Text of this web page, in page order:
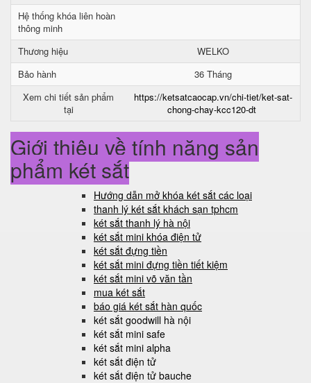
Hệ thống khóa liên hoàn
thông minh
Thương hiệu
WELKO
Bảo hành
36 Tháng
Xem chi tiết sản phẩm
tại
https://ketsatcaocap.vn/chi-tiet/ket-sat-
chong-chay-kcc120-dt
Giới thiệu về tính năng sản
phẩm két sắt
Hướng dẫn mở khóa két sắt các loại
thanh lý két sắt khách sạn tphcm
két sắt thanh lý hà nội
két sắt mini khóa điện tử
két sắt đựng tiền
két sắt mini đựng tiền tiết kiệm
két sắt mini võ văn tần
mua két sắt
báo giá két sắt hàn quốc
két sắt goodwill hà nội
két sắt mini safe
két sắt mini alpha
két sắt điện tử
két sắt điện tử bauche